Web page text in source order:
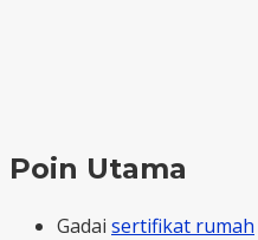
Poin Utama
Gadai sertifikat rumah